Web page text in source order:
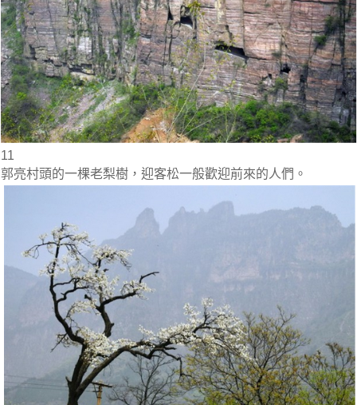
11
郭亮村頭的一棵老梨樹，迎客松一般歡迎前來的人們。